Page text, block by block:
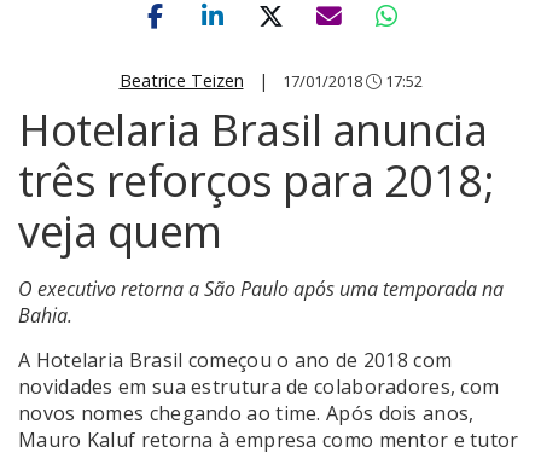
Beatrice Teizen | 17/01/2018 17:52
Hotelaria Brasil anuncia
três reforços para 2018;
veja quem
O executivo retorna a São Paulo após uma temporada na
Bahia.
A Hotelaria Brasil começou o ano de 2018 com
novidades em sua estrutura de colaboradores, com
novos nomes chegando ao time. Após dois anos,
Mauro Kaluf retorna à empresa como mentor e tutor